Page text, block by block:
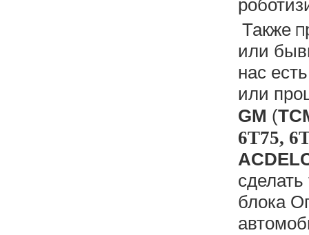
Также П
или
нас
или
GM (
6T75,
блока